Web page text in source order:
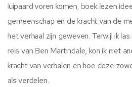
luipaard voren komen, boek lezen
gemeenschap en de kracht van de
het verhaal zijn geweven. Terwijl ik
reis van Ben Martindale, kon ik niet
kracht van verhalen en hoe deze
als verdelen.